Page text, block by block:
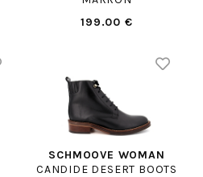
199.00 €
SCHMOOVE WOMAN
CANDIDE DESERT BOOTS